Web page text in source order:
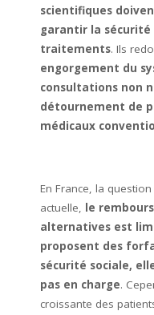
scientifiques
garantir la
traitements. Ils
engorgement du
consultations non
détournement de
médicaux
En France, la
actuelle, le
alternatives est
proposent des
sécurité sociale,
pas en charge.
croissante des